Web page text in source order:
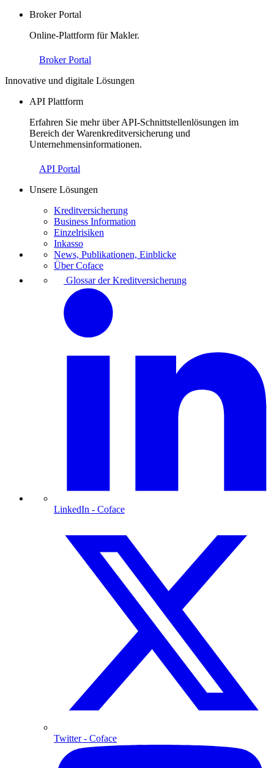
Broker Portal
Online-Plattform für Makler.
Broker Portal
Innovative und digitale Lösungen
API Plattform
Erfahren Sie mehr über API-Schnittstellenlösungen im
Bereich der Warenkreditversicherung und
Unternehmensinformationen.
API Portal
Unsere Lösungen
Kreditversicherung
Business Information
Einzelrisiken
Inkasso
News, Publikationen, Einblicke
Über Coface
Glossar der Kreditversicherung
LinkedIn - Coface
Twitter- Coface